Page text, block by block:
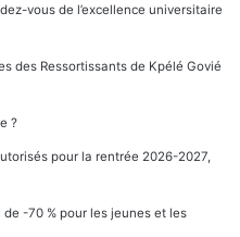
vous de l’excellence universitaire
des Ressortissants de Kpélé Govié
?
pour la rentrée 2026-2027,
-70 % pour les jeunes et les